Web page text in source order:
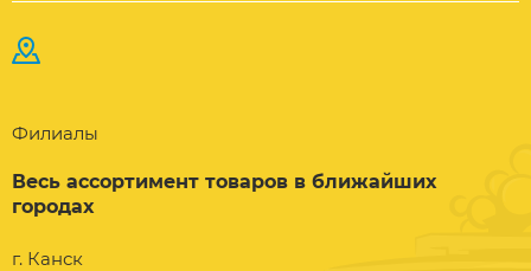
Филиалы
Весь ассортимент товаров в ближайших
городах
г. Канск